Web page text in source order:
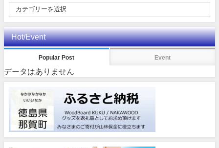
Hot/Event
Popular Post Event
データはありません